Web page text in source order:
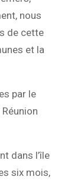
nous
de cette
et la
par le
dans l’île
six mois,